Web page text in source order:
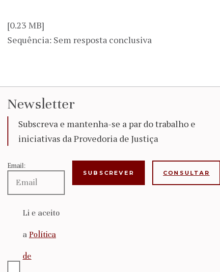
[0.23 MB]
Sequência: Sem resposta conclusiva
Newsletter
Subscreva e mantenha-se a par do trabalho e
iniciativas da Provedoria de Justiça
Email:
Li e aceito
a Política
de
CONSULTAR